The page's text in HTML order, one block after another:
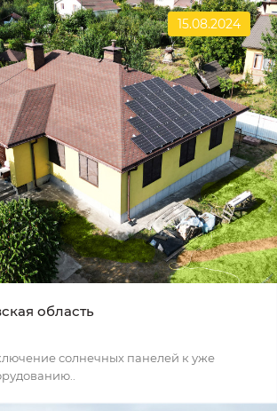
15.08.2024
область
солнечных панелей к уже